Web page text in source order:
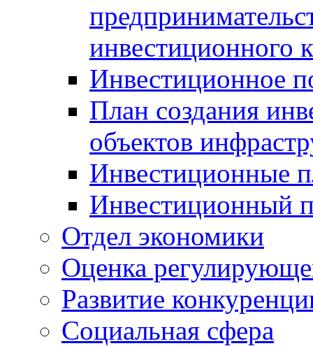
инвестиционного
Инвестиционное
План создания
объектов
Инвестиционные
Инвестиционный
Отдел экономики
Оценка
Развитие
Социальная сфера